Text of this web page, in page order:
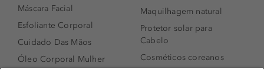
Máscara Facial
Esfoliante Corporal
Cuidado Das Mãos
Óleo Corporal Mulher
Maquilhagem natural
Protetor solar para
Cabelo
Cosméticos coreanos